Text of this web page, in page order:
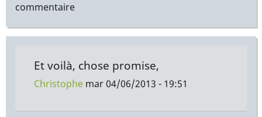
commentaire
Et voilà, chose promise,
Christophe mar 04/06/2013 - 19:51